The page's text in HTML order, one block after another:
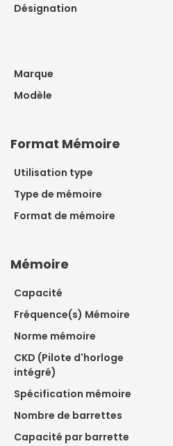
Désignation
Marque
Modèle
Format Mémoire
Utilisation type
Type de mémoire
Format de mémoire
Mémoire
Capacité
Fréquence(s) Mémoire
Norme mémoire
CKD (Pilote d'horloge
intégré)
Spécification mémoire
Nombre de barrettes
Capacité par barrette